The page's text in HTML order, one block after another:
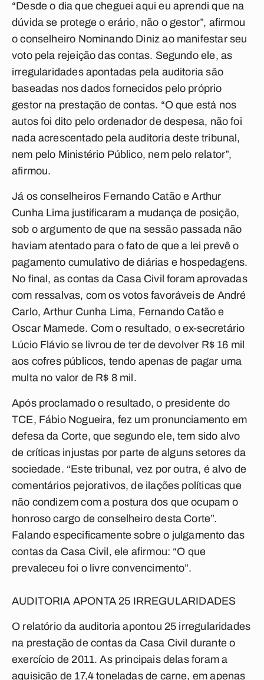
“Desde o dia que cheguei aqui eu aprendi que na
dúvida se protege o erário, não o gestor”, afirmou
o conselheiro Nominando Diniz ao manifestar seu
voto pela rejeição das contas. Segundo ele, as
irregularidades apontadas pela auditoria são
baseadas nos dados fornecidos pelo próprio
gestor na prestação de contas. “O que está nos
autos foi dito pelo ordenador de despesa, não foi
nada acrescentado pela auditoria deste tribunal,
nem pelo Ministério Público, nem pelo relator”,
afirmou.
Já os conselheiros Fernando Catão e Arthur
Cunha Lima justificaram a mudança de posição,
sob o argumento de que na sessão passada não
haviam atentado para o fato de que a lei prevê o
pagamento cumulativo de diárias e hospedagens.
No final, as contas da Casa Civil foram aprovadas
com ressalvas, com os votos favoráveis de André
Carlo, Arthur Cunha Lima, Fernando Catão e
Oscar Mamede. Com o resultado, o ex-secretário
Lúcio Flávio se livrou de ter de devolver R$ 16 mil
aos cofres públicos, tendo apenas de pagar uma
multa no valor de R$ 8 mil.
Após proclamado o resultado, o presidente do
TCE, Fábio Nogueira, fez um pronunciamento em
defesa da Corte, que segundo ele, tem sido alvo
de críticas injustas por parte de alguns setores da
sociedade. “Este tribunal, vez por outra, é alvo de
comentários pejorativos, de ilações políticas que
não condizem com a postura dos que ocupam o
honroso cargo de conselheiro desta Corte”.
Falando especificamente sobre o julgamento das
contas da Casa Civil, ele afirmou: “O que
prevaleceu foi o livre convencimento”.
AUDITORIA APONTA 25 IRREGULARIDADES
O relatório da auditoria apontou 25 irregularidades
na prestação de contas da Casa Civil durante o
exercício de 2011. As principais delas foram a
aquisição de 17,4 toneladas de carne, em apenas